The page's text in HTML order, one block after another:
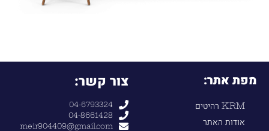
מפת אתר:
KRM רהיטים
אודות האתר
צור קשר:
04-6793324
04-8661428
meir904409@gmail.com